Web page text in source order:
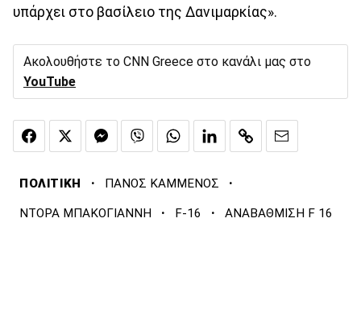
υπάρχει στο βασίλειο της Δανιμαρκίας».
Ακολουθήστε το CNN Greece στο κανάλι μας στο
YouTube
ΠΟΛΙΤΙΚΗ · ΠΑΝΟΣ ΚΑΜΜΕΝΟΣ ·
ΝΤΟΡΑ ΜΠΑΚΟΓΙΑΝΝΗ · F-16 · ΑΝΑΒΑΘΜΙΣΗ F 16